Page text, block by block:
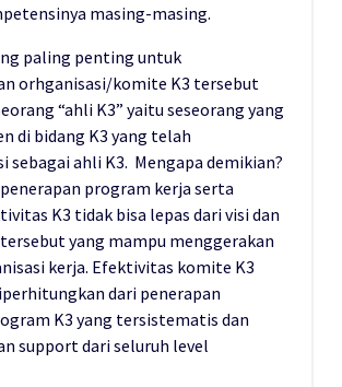
masing-masing.
paling penting untuk
orhganisasi/komite K3 tersebut
“ahli K3” yaitu seseorang yang
di bidang K3 yang telah
sebagai ahli K3. Mengapa demikian?
program kerja serta
K3 tidak bisa lepas dari visi dan
yang mampu menggerakan
kerja. Efektivitas komite K3
dari penerapan
K3 yang tersistematis dan
support dari seluruh level